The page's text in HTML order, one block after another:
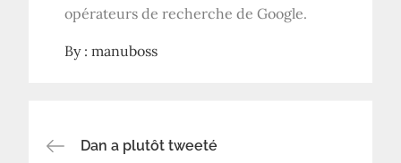
opérateurs de recherche de Google.
By :manuboss
Dan a plutôt tweeté